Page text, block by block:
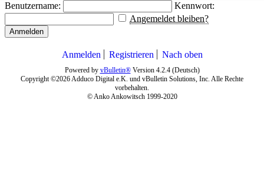
Benutzername:
Kennwort:
Angemeldet bleiben?
Anmelden
Anmelden Registrieren Nach oben
Powered by vBulletin®Version 4.2.4 (Deutsch)
Copyright ©2026 Adduco Digital e.K. und vBulletin Solutions, Inc. Alle Rechte
vorbehalten.
© Anko Ankowitsch 1999-2020